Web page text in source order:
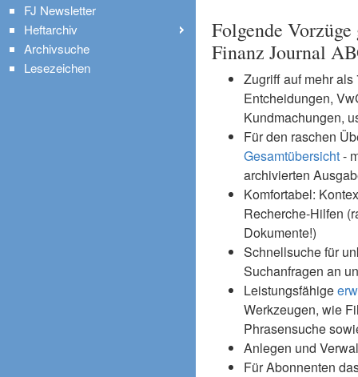
Folgende
Finanz Journal
Zugriff auf mehr
Entcheidungen,
Kundmachungen,
Für den raschen
Gesamtübersicht-
archivierten
Komfortabel:
Recherche-Hilfen
Dokumente!)
Schnellsuche für
Suchanfragen an
Leistungsfähige
Werkzeugen, wie
Phrasensuche
Anlegen und
Für Abonnenten
FJ Newsletter
Heftarchiv
Archivsuche
Lesezeichen